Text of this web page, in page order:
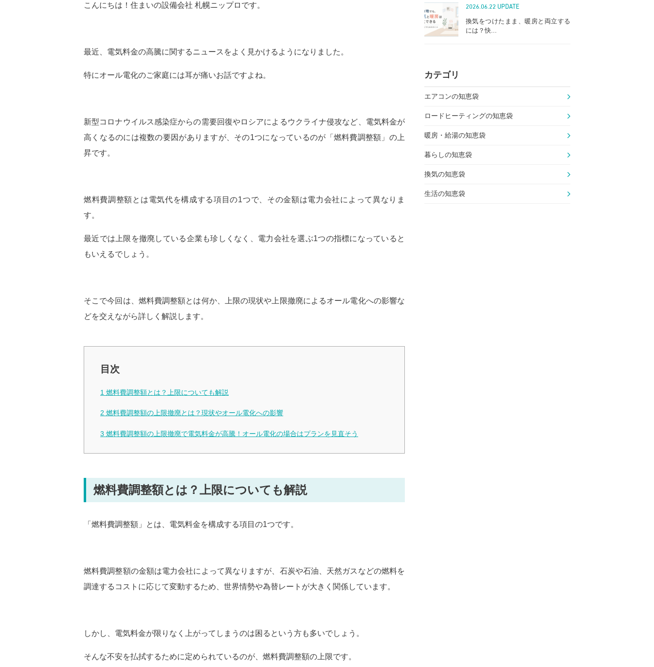
こんにちは！住まいの設備会社 札幌ニップロです。
最近、電気料金の高騰に関するニュースをよく見かけるようになりました。
特にオール電化のご家庭には耳が痛いお話ですよね。
新型コロナウイルス感染症からの需要回復やロシアによるウクライナ侵攻など、電気料金が
高くなるのには複数の要因がありますが、その1つになっているのが「燃料費調整額」の上
昇です。
燃料費調整額とは電気代を構成する項目の1つで、その金額は電力会社によって異なりま
す。
最近では上限を撤廃している企業も珍しくなく、電力会社を選ぶ1つの指標になっていると
もいえるでしょう。
そこで今回は、燃料費調整額とは何か、上限の現状や上限撤廃によるオール電化への影響な
どを交えながら詳しく解説します。
目次
1 燃料費調整額とは？上限についても解説
2 燃料費調整額の上限撤廃とは？現状やオール電化への影響
3 燃料費調整額の上限撤廃で電気料金が高騰！オール電化の場合はプランを見直そう
燃料費調整額とは？上限についても解説
「燃料費調整額」とは、電気料金を構成する項目の1つです。
燃料費調整額の金額は電力会社によって異なりますが、石炭や石油、天然ガスなどの燃料を
調達するコストに応じて変動するため、世界情勢や為替レートが大きく関係しています。
しかし、電気料金が限りなく上がってしまうのは困るという方も多いでしょう。
そんな不安を払拭するために定められているのが、燃料費調整額の上限です。
2026.06.22 UPDATE
換気をつけたまま、暖房と両立する
には？快...
カテゴリ
エアコンの知恵袋
ロードヒーティングの知恵袋
暖房・給湯の知恵袋
暮らしの知恵袋
換気の知恵袋
生活の知恵袋